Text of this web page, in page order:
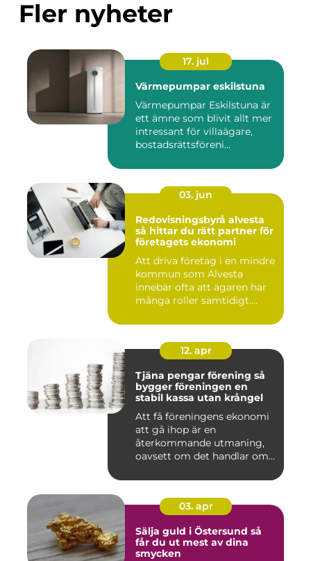
Fler nyheter
17. jul
Värmepumpar eskilstuna
Värmepumpar Eskilstuna är
ett ämne som blivit allt mer
intressant för villaägare,
bostadsrättsföreni...
03. jun
Redovisningsbyrå alvesta
så hittar du rätt partner för
företagets ekonomi
Att driva företag i en mindre
kommun som Alvesta
innebär ofta att ägaren har
många roller samtidigt....
12. apr
Tjäna pengar förening så
bygger föreningen en
stabil kassa utan krångel
Att få föreningens ekonomi
att gå ihop är en
återkommande utmaning,
oavsett om det handlar om
03. apr
Sälja guld i Östersund så
får du ut mest av dina
smycken